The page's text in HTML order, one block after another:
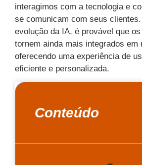
interagimos com a tecnologia e
se comunicam com seus
evolução da IA, é provável que
tornem ainda mais integrados em
oferecendo uma experiência de
eficiente e personalizada.
Conteúdo